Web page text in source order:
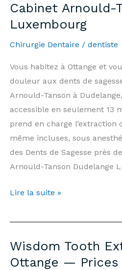
Cabinet Arnould-
Luxembourg
Chirurgie Dentaire / dentiste
Vous habitez à Ottange et
douleur aux dents de
Arnould-Tanson à
accessible en seulement 13
prend en charge l’extraction
même incluses, sous
des Dents de Sagesse près
Arnould-Tanson Dudelange
Extraction
de
Ottange
—
Lire la suite »
Wisdom Tooth
Ottange —